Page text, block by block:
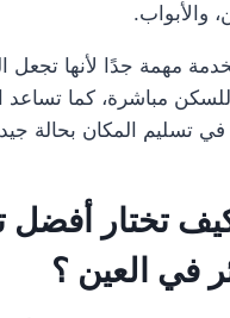
والأبواب.
مهمة جدًا لأنها تجعل
مباشرة، كما تساعد
في تسليم المكان بحالة
تختار أفضل
في العين ؟